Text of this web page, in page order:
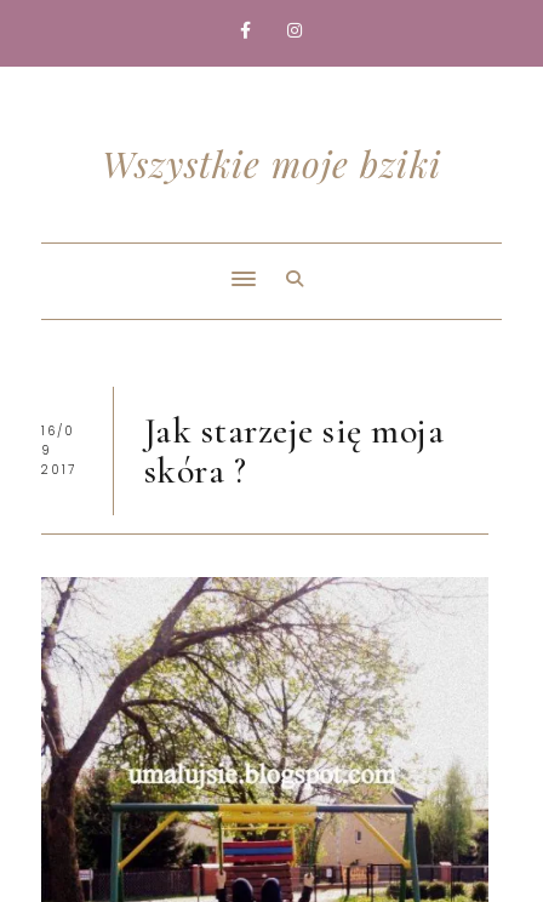
Wszystkie moje bziki
16/0
9
2017
Jak starzeje się moja
skóra ?